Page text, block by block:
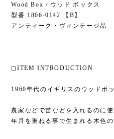
Wood Box / ウッド ボックス
型番 1806-0142 【B】
アンティーク・ヴィンテージ品
◻︎ITEM INTRODUCTION
1960年代のイギリスのウッドボ
農家などで苗などを入れるのに
年月を重ねる事で生まれる木色の